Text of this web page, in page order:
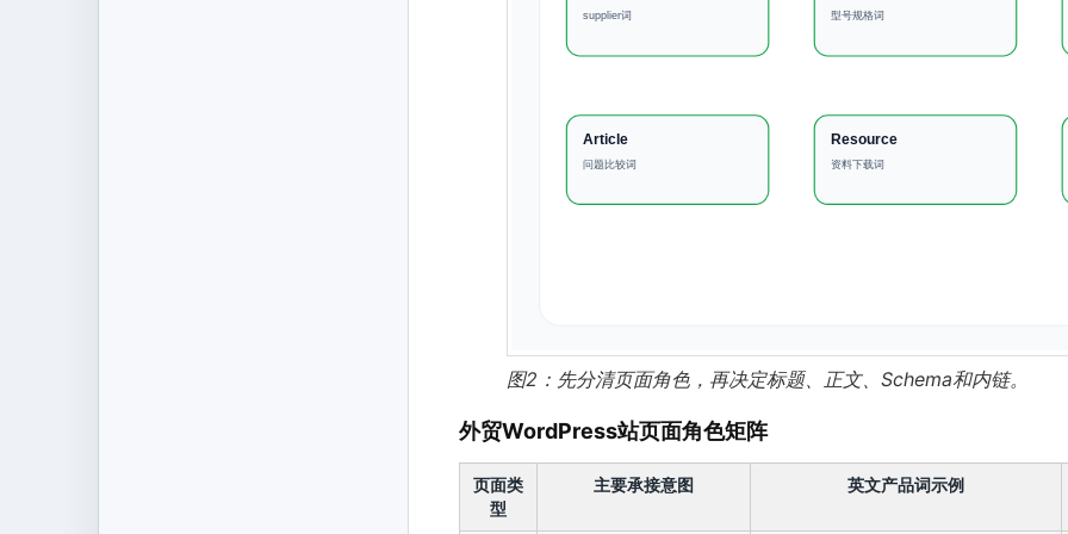
图2：先分清页面角色，再决定标题、正文、Schema和内链。
外贸WordPress站页面角色矩阵
页面类
型
主要承接意图 英文产品词示例